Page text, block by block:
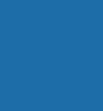
色吧。
有点难用的，主要后台
在的女性比较独立了，